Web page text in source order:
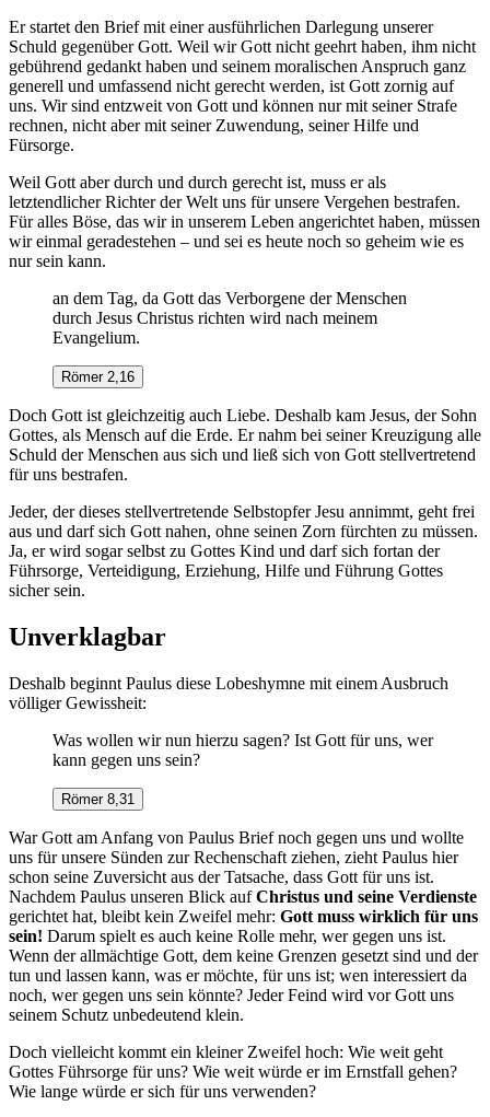
Er startet den Brief mit einer ausführlichen Darlegung unserer
Schuld gegenüber Gott. Weil wir Gott nicht geehrt haben, ihm nicht
gebührend gedankt haben und seinem moralischen Anspruch ganz
generell und umfassend nicht gerecht werden, ist Gott zornig auf
uns. Wir sind entzweit von Gott und können nur mit seiner Strafe
rechnen, nicht aber mit seiner Zuwendung, seiner Hilfe und
Fürsorge.
Weil Gott aber durch und durch gerecht ist, muss er als
letztendlicher Richter der Welt uns für unsere Vergehen bestrafen.
Für alles Böse, das wir in unserem Leben angerichtet haben, müssen
wir einmal geradestehen – und sei es heute noch so geheim wie es
nur sein kann.
an dem Tag, da Gott das Verborgene der Menschen
durch Jesus Christus richten wird nach meinem
Evangelium.
Römer 2,16
Doch Gott ist gleichzeitig auch Liebe. Deshalb kam Jesus, der Sohn
Gottes, als Mensch auf die Erde. Er nahm bei seiner Kreuzigung alle
Schuld der Menschen aus sich und ließ sich von Gott stellvertretend
für uns bestrafen.
Jeder, der dieses stellvertretende Selbstopfer Jesu annimmt, geht frei
aus und darf sich Gott nahen, ohne seinen Zorn fürchten zu müssen.
Ja, er wird sogar selbst zu Gottes Kind und darf sich fortan der
Führsorge, Verteidigung, Erziehung, Hilfe und Führung Gottes
sicher sein.
Unverklagbar
Deshalb beginnt Paulus diese Lobeshymne mit einem Ausbruch
völliger Gewissheit:
Was wollen wir nun hierzu sagen? Ist Gott für uns, wer
kann gegen uns sein?
Römer 8,31
War Gott am Anfang von Paulus Brief noch gegen uns und wollte
uns für unsere Sünden zur Rechenschaft ziehen, zieht Paulus hier
schon seine Zuversicht aus der Tatsache, dass Gott für uns ist.
Nachdem Paulus unseren Blick aufChristus und seine Verdienste
gerichtet hat, bleibt kein Zweifel mehr: Gott muss wirklich für uns
sein! Darum spielt es auch keine Rolle mehr, wer gegen uns ist.
Wenn der allmächtige Gott, dem keine Grenzen gesetzt sind und der
tun und lassen kann, was er möchte, für uns ist; wen interessiert da
noch, wer gegen uns sein könnte? Jeder Feind wird vor Gott uns
seinem Schutz unbedeutend klein.
Doch vielleicht kommt ein kleiner Zweifel hoch: Wie weit geht
Gottes Führsorge für uns? Wie weit würde er im Ernstfall gehen?
Wie lange würde er sich für uns verwenden?